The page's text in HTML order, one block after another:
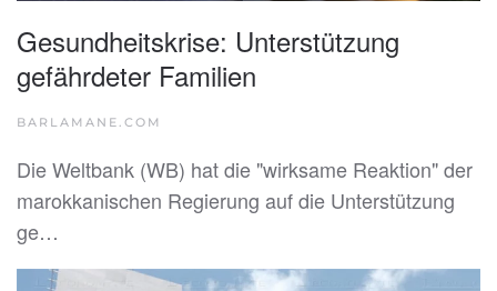
Gesundheitskrise: Unterstützung
gefährdeter Familien
BARLAMANE.COM
Die Weltbank (WB) hat die "wirksame Reaktion" der
marokkanischen Regierung auf die Unterstützung
ge…